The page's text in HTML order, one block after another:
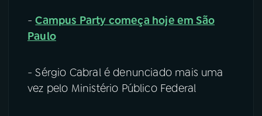
-Campus Party começa hoje em São
Paulo
- Sérgio Cabral é denunciado mais uma
vez pelo Ministério Público Federal